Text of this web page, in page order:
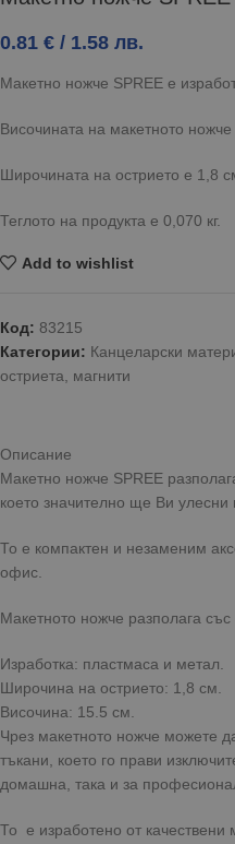
0.81 € / 1.58 лв.
Макетно ножче SPREE е
Височината на макетното ножче
Широчината на острието е 1,8
Теглото на продукта е 0,070 кг.
Add to wishlist
Код: 83215
Категории: Канцеларски
остриета, магнити
Описание
Макетно ножче SPREE
което значително ще Ви улесни
То е компактен и незаменим
офис.
Макетното ножче разполага със
Изработка: пластмаса и метал.
Широчина на острието: 1,8 см.
Височина: 15.5 см.
Чрез макетното ножче можете
тъкани, което го прави
домашна, така и за
То е изработено от качествени